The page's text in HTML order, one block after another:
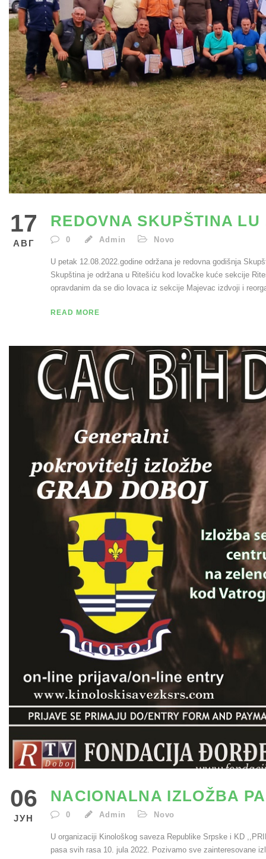
17
АВГ
REDOVNA SKUPŠTINA
0 Admin Novo
U petak 12.08.2022.godine održana je redovna godišnja
Skupština je održana u Ritešiću kod lovačke kuće sekcije
opravdanim da se dio lovaca iz sekcije Majevac izdvoji i
READ MORE
06
ЈУН
NACIONALNA IZLOŽBA
0 Admin Novo
U organizaciji Kinološkog saveza Republike Srpske i KD
pasa svih rasa 10. jula 2022. Pozivamo sve zainteresovane